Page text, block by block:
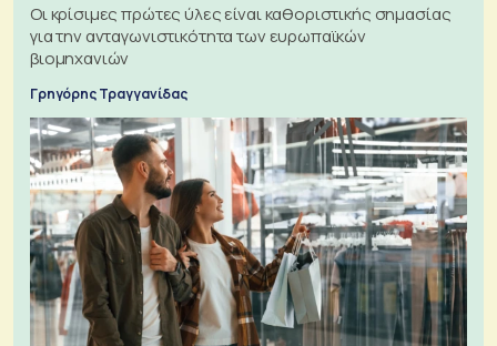
Οι κρίσιμες πρώτες ύλες είναι καθοριστικής σημασίας
για την ανταγωνιστικότητα των ευρωπαϊκών
βιομηχανιών
Γρηγόρης Τραγγανίδας